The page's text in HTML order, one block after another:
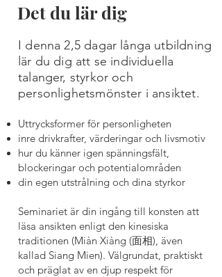
Det du lär dig
I denna 2,5 dagar långa utbildning
lär du dig att se individuella
talanger, styrkor och
personlighetsmönster i ansiktet.
Uttrycksformer för personligheten
inre drivkrafter, värderingar och livsmotiv
hur du känner igen spänningsfält,
blockeringar och potentialområden
din egen utstrålning och dina styrkor
Seminariet är din ingång till konsten att
läsa ansikten enligt den kinesiska
traditionen (Miàn Xiàng (面相), även
kallad Siang Mien). Välgrundat, praktiskt
och präglat av en djup respekt för